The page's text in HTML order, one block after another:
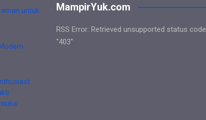
untuk
MampirYuk.com
RSS Error: Retrieved unsupported status code
"403"